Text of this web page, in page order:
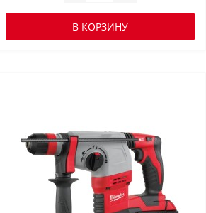
В КОРЗИНУ